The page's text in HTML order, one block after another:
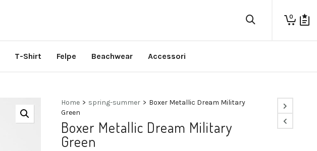
0
T-Shirt Felpe Beachwear Accessori
Home > spring-summer > Boxer Metallic Dream Military
Green
Boxer Metallic Dream Military
Green